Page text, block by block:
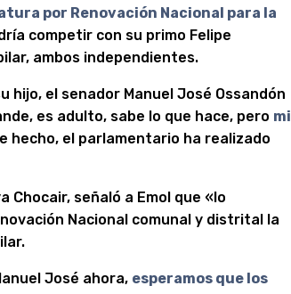
por Renovación Nacional para la
competir con su primo Felipe
ambos independientes.
hijo, el senador Manuel José Ossandón
es adulto, sabe lo que hace, pero mi
hecho, el parlamentario ha realizado
Chocair, señaló a Emol que «lo
Nacional comunal y distrital la
José ahora, esperamos que los